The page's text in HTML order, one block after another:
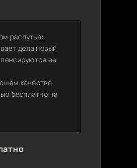
распутье:
дела новый
ее
качестве
бесплатно на